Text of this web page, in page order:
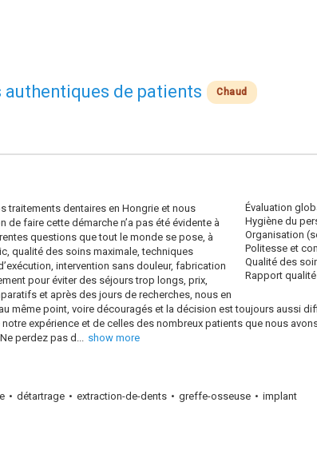
authentiques de patients Chaud
Évaluation
Hygiène du
Organisation
Politesse et
Qualité des
Rapport
traitements dentaires en Hongrie et nous
faire cette démarche n’a pas été évidente à
questions que tout le monde se pose, à
des soins maximale, techniques
intervention sans douleur, fabrication
pour éviter des séjours trop longs, prix,
et après des jours de recherches, nous en
même point, voire découragés et la décision est toujours aussi
expérience et de celles des nombreux patients que nous
perdez pas d... show more
détartrage extraction-de-dents greffe-osseuse
implant